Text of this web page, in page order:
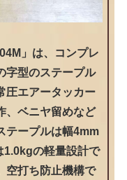
」は、コンプレ
字型のステープル
圧エアータッカー
、ベニヤ留めなど
テープルは幅4mm
1.0kgの軽量設計で
空打ち防止機構で